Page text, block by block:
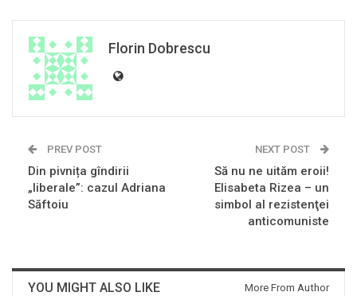
Florin Dobrescu
PREV POST
Din pivnița gîndirii
„liberale”: cazul Adriana
Săftoiu
NEXT POST
Să nu ne uităm eroii!
Elisabeta Rizea – un
simbol al rezistenţei
anticomuniste
YOU MIGHT ALSO LIKE More From Author